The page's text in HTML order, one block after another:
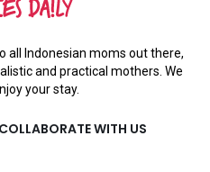
all Indonesian moms out there,
and practical mothers. We
your stay.
COLLABORATE WITH US